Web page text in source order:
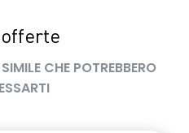
senza chiave
CHE POTREBBERO